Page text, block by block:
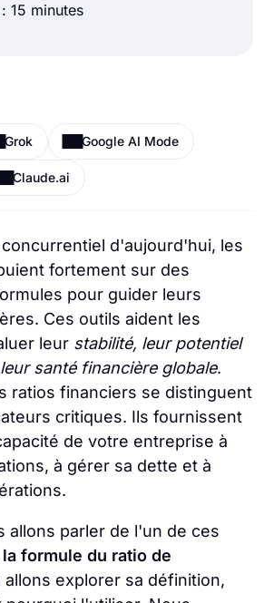
15 minutes
Grok Google AI Mode
Claude.ai
d'aujourd'hui, les
fortement sur des
pour guider leurs
Ces outils aident les
leur stabilité, leur potentiel
santé financière globale.
ratios financiers se distinguent
critiques. Ils fournissent
de votre entreprise à
à gérer sa dette et à
allons parler de l'un de ces
la formule du ratio de
allons explorer sa définition,